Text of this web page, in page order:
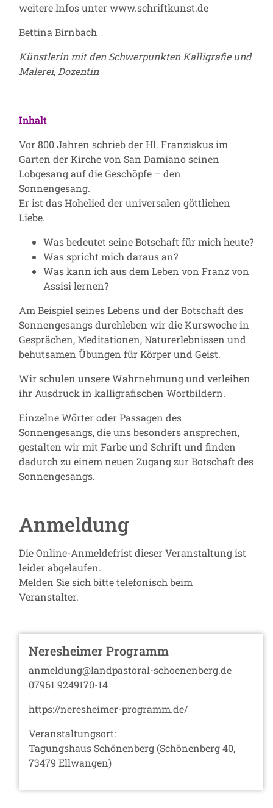
weitere Infos unterwww.schriftkunst.de
Bettina Birnbach
Künstlerin mit den Schwerpunkten Kalligrafie und
Malerei, Dozentin
Inhalt
Vor 800 Jahren schrieb der Hl. Franziskus im
Garten der Kirche von San Damiano seinen
Lobgesang auf die Geschöpfe – den
Sonnengesang.
Er ist das Hohelied der universalen göttlichen
Liebe.
Was bedeutet seine Botschaft für mich heute?
Was spricht mich daraus an?
Was kann ich aus dem Leben von Franz von
Assisi lernen?
Am Beispiel seines Lebens und der Botschaft des
Sonnengesangs durchleben wir die Kurswoche in
Gesprächen, Meditationen, Naturerlebnissen und
behutsamen Übungen für Körper und Geist.
Wir schulen unsere Wahrnehmung und verleihen
ihr Ausdruck in kalligrafischen Wortbildern.
Einzelne Wörter oder Passagen des
Sonnengesangs, die uns besonders ansprechen,
gestalten wir mit Farbe und Schrift und finden
dadurch zu einem neuen Zugang zur Botschaft des
Sonnengesangs.
Anmeldung
Die Online-Anmeldefrist dieser Veranstaltung ist
leider abgelaufen.
Melden Sie sich bitte telefonisch beim
Veranstalter.
Neresheimer Programm
anmeldung@landpastoral-schoenenberg.de
07961 9249170-14
https://neresheimer-programm.de/
Veranstaltungsort:
Tagungshaus Schönenberg (Schönenberg 40,
73479 Ellwangen)